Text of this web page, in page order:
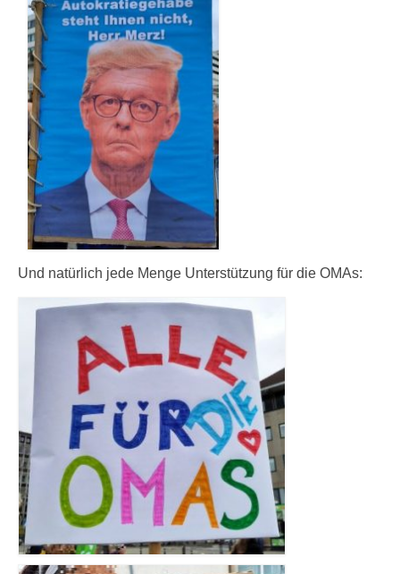
Und natürlich jede Menge Unterstützung für die OMAs: